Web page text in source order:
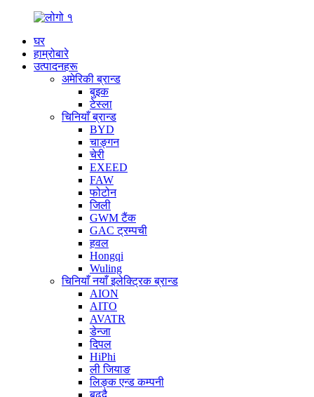
घर
हाम्रोबारे
उत्पादनहरू
अमेरिकी ब्रान्ड
बुइक
टेस्ला
चिनियाँ ब्रान्ड
BYD
चाङ्गन
चेरी
EXEED
FAW
फोटोन
जिली
GWM टैंक
GAC ट्रम्पची
हवल
Hongqi
Wuling
चिनियाँ नयाँ इलेक्ट्रिक ब्रान्ड
AION
AITO
AVATR
डेन्जा
दिपल
HiPhi
ली जियाङ
लिङ्क एन्ड कम्पनी
बढ्दै